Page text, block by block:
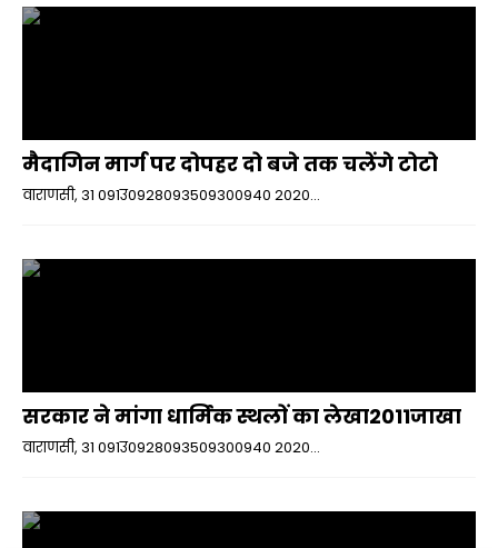
मैदागिन मार्ग पर दोपहर दो बजे तक चलेंगे टोटो
वाराणसी, 31 091उ0928093509300940 2020...
सरकार ने मांगा धार्मिक स्थलों का लेखा2011जाखा
वाराणसी, 31 091उ0928093509300940 2020...